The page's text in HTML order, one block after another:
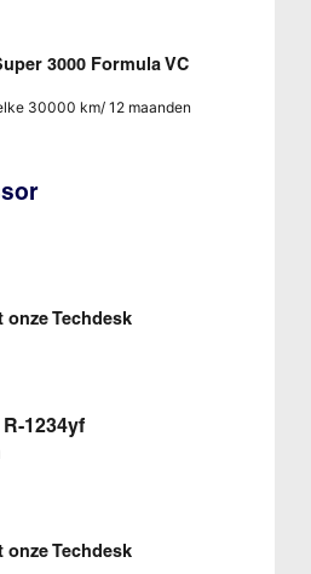
3000 Formula VC
30000 km/ 12 maanden
onze Techdesk
R-1234yf
onze Techdesk